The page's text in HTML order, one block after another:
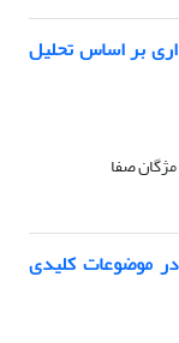
بر اساس تحلیل
صفا
در موضوعات کلیدی